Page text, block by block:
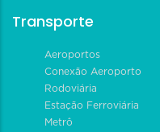
Transporte
Aeroportos
Conexão Aeroporto
Rodoviária
Estação Ferroviária
Metrô